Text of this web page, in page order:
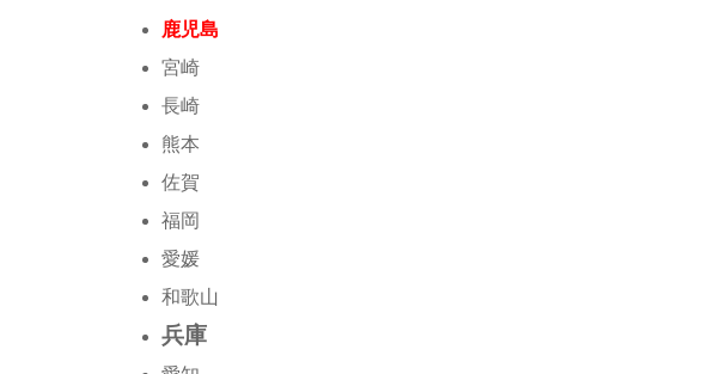
鹿児島
宮崎
長崎
熊本
佐賀
福岡
愛媛
和歌山
兵庫